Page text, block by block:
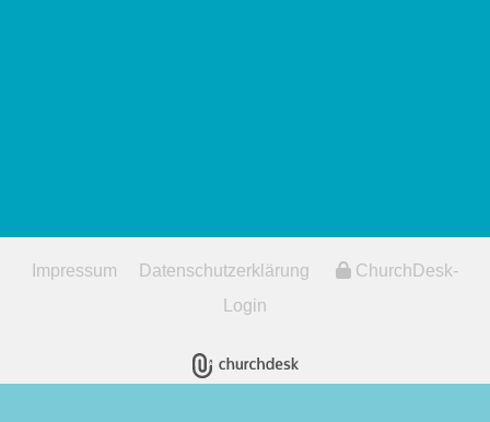
Impressum Datenschutzerklärung
ChurchDesk-
Login